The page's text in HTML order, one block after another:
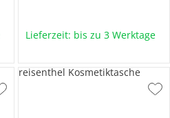
Lieferzeit: bis zu 3 Werktage
reisenthel Kosmetiktasche